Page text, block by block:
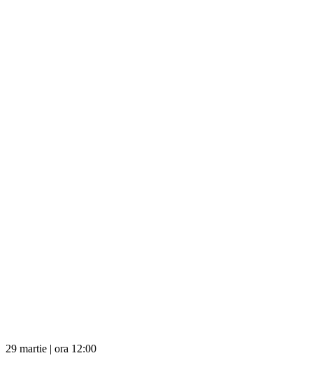
29 martie | ora 12:00